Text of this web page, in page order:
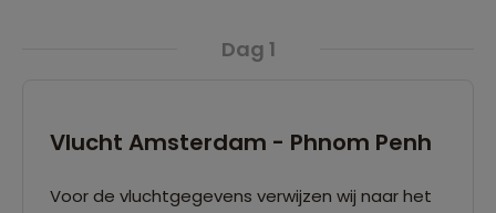
Dag 1
Vlucht Amsterdam - Phnom Penh
Voor de vluchtgegevens verwijzen wij naar het